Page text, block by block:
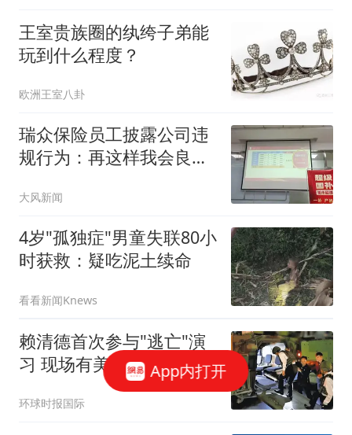
王室贵族圈的纨绔子弟能
玩到什么程度？
欧洲王室八卦
瑞众保险员工披露公司违
规行为：再这样我会良心
大风新闻
4岁"孤独症"男童失联80小
时获救：疑吃泥土续命
看看新闻Knews
赖清德首次参与"逃亡"演
习 现场有美方人员全程观
环球时报国际
App内打开